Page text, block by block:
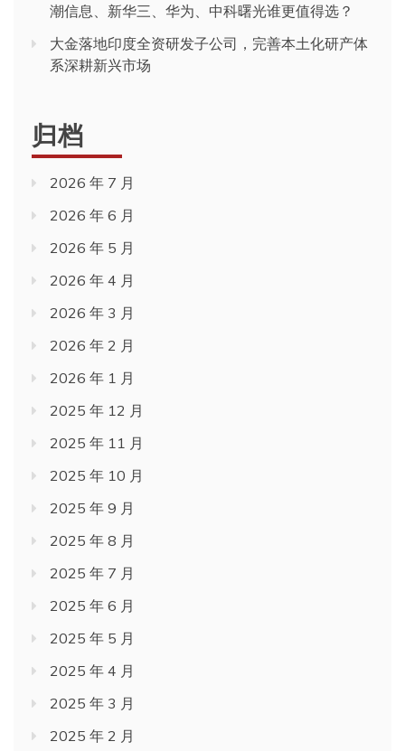
潮信息、新华三、华为、中科曙光谁更值得选？
大金落地印度全资研发子公司，完善本土化研产体
系深耕新兴市场
归档
2026 年 7 月
2026 年 6 月
2026 年 5 月
2026 年 4 月
2026 年 3 月
2026 年 2 月
2026 年 1 月
2025 年 12 月
2025 年 11 月
2025 年 10 月
2025 年 9 月
2025 年 8 月
2025 年 7 月
2025 年 6 月
2025 年 5 月
2025 年 4 月
2025 年 3 月
2025 年 2 月